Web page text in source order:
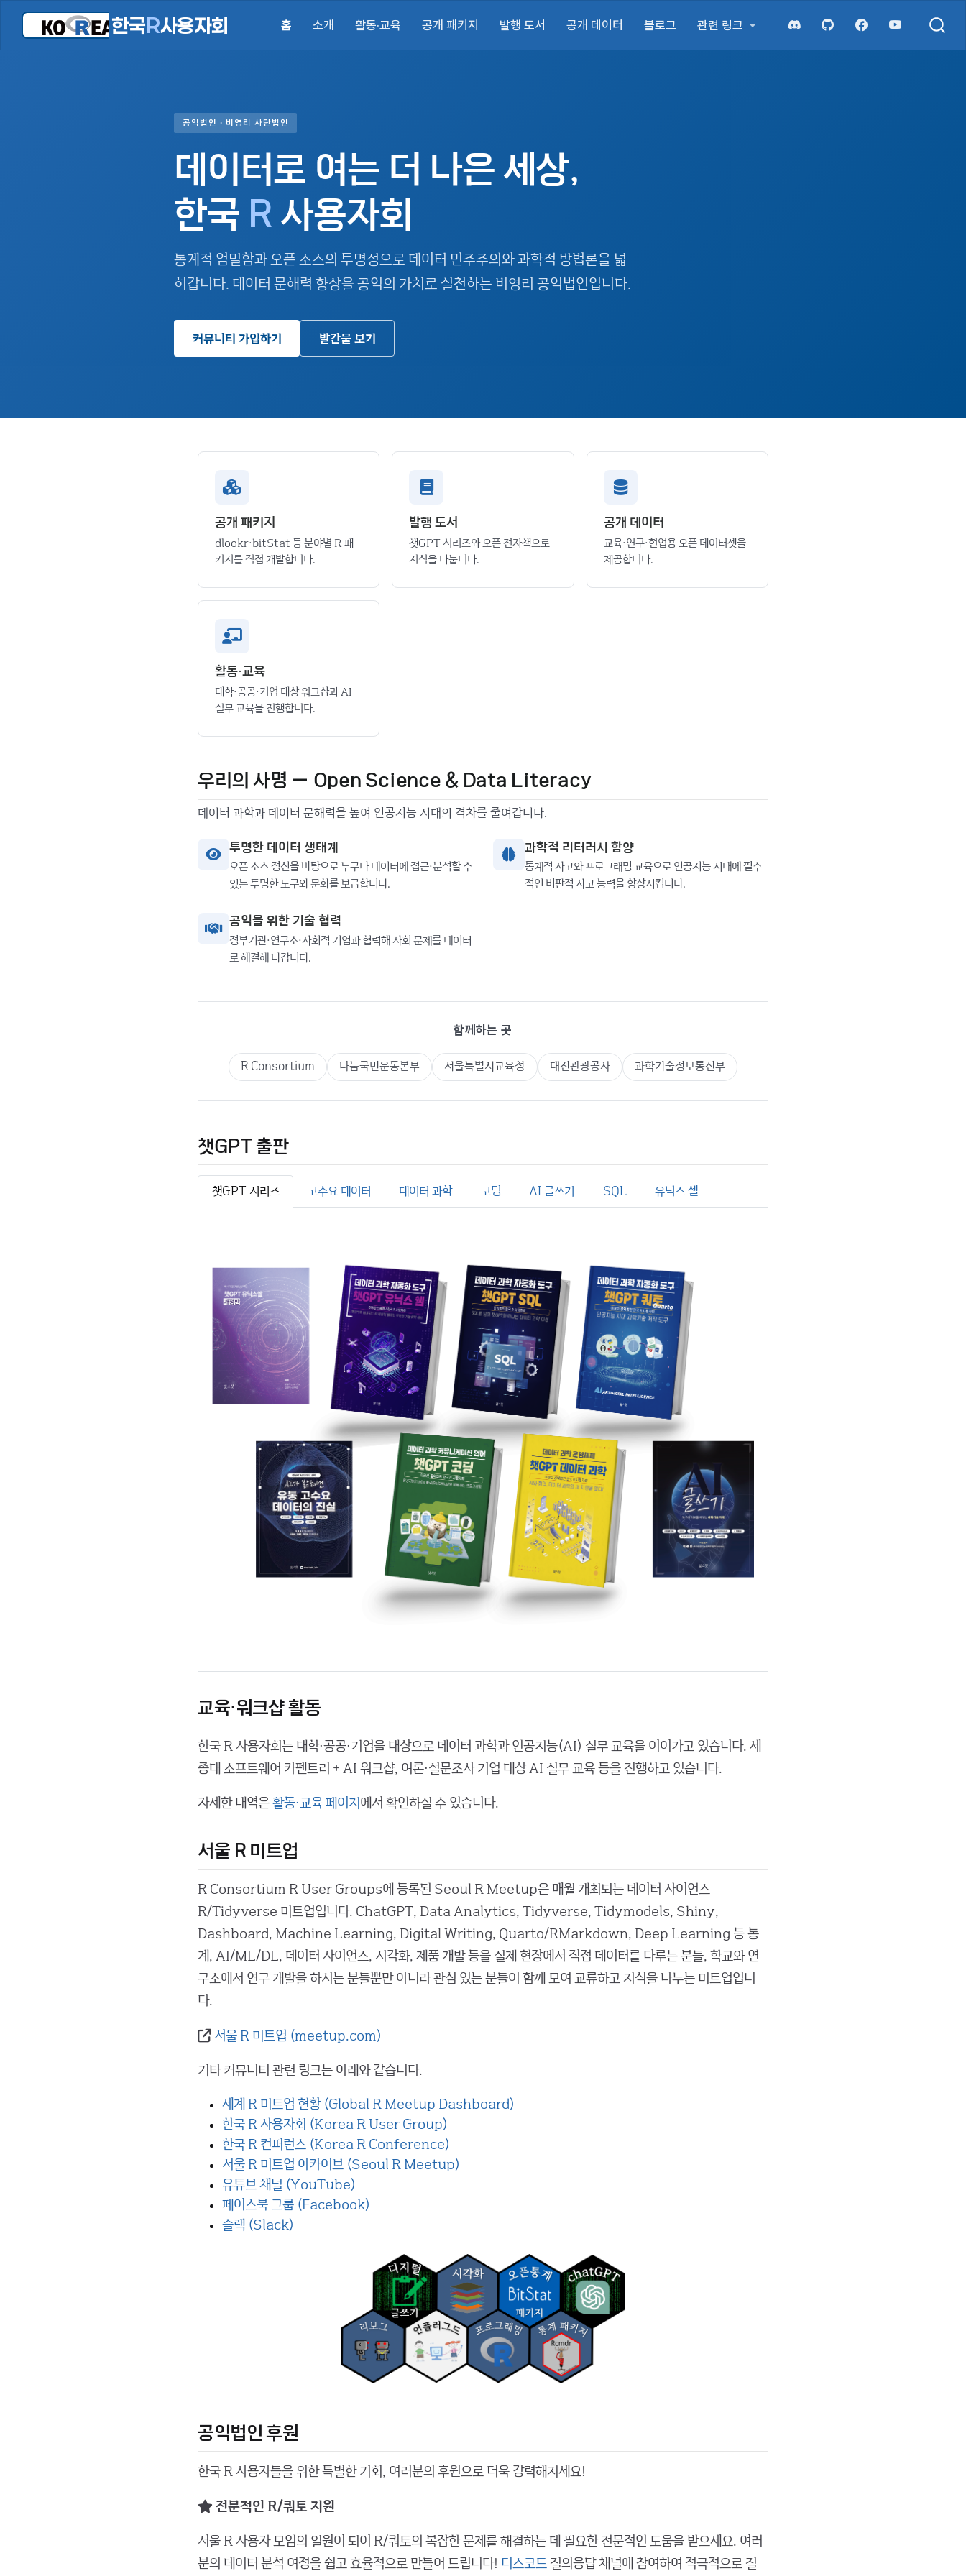
한국R사용자회 홈 소개 활동·교육 공개 패키지 발행 도서 공개 데이터 블로그 관련 링크
공익법인 · 비영리 사단법인
데이터로 여는 더 나은 세상,
한국 R 사용자회
통계적 엄밀함과 오픈 소스의 투명성으로 데이터 민주주의와 과학적 방법론을 넓
혀갑니다. 데이터 문해력 향상을 공익의 가치로 실천하는 비영리 공익법인입니다.
커뮤니티 가입하기 발간물 보기
공개 패키지
dlookr·bitStat 등 분야별 R 패
키지를 직접 개발합니다.
발행 도서
챗GPT 시리즈와 오픈 전자책으로
지식을 나눕니다.
공개 데이터
교육·연구·현업용 오픈 데이터셋을
제공합니다.
활동·교육
대학·공공·기업 대상 워크샵과 AI
실무 교육을 진행합니다.
우리의 사명 — Open Science & Data Literacy
데이터 과학과 데이터 문해력을 높여 인공지능 시대의 격차를 줄여갑니다.
투명한 데이터 생태계
오픈 소스 정신을 바탕으로 누구나 데이터에 접근·분석할 수
있는 투명한 도구와 문화를 보급합니다.
과학적 리터러시 함양
통계적 사고와 프로그래밍 교육으로 인공지능 시대에 필수
적인 비판적 사고 능력을 향상시킵니다.
공익을 위한 기술 협력
정부기관·연구소·사회적 기업과 협력해 사회 문제를 데이터
로 해결해 나갑니다.
함께하는 곳
R Consortium 나눔국민운동본부 서울특별시교육청 대전관광공사 과학기술정보통신부
챗GPT 출판
챗GPT 시리즈 고수요 데이터 데이터 과학 코딩 AI 글쓰기 SQL 유닉스 셸
교육·워크샵 활동
한국 R 사용자회는 대학·공공·기업을 대상으로 데이터 과학과 인공지능(AI) 실무 교육을 이어가고 있습니다. 세
종대 소프트웨어 카펜트리 + AI 워크샵, 여론·설문조사 기업 대상 AI 실무 교육 등을 진행하고 있습니다.
자세한 내역은활동·교육 페이지 에서 확인하실 수 있습니다.
서울 R 미트업
R Consortium R User Groups에 등록된 Seoul R Meetup은 매월 개최되는 데이터 사이언스
R/Tidyverse 미트업입니다. ChatGPT, Data Analytics, Tidyverse, Tidymodels, Shiny,
Dashboard, Machine Learning, Digital Writing, Quarto/RMarkdown, Deep Learning 등 통
계, AI/ML/DL, 데이터 사이언스, 시각화, 제품 개발 등을 실제 현장에서 직접 데이터를 다루는 분들, 학교와 연
구소에서 연구 개발을 하시는 분들뿐만 아니라 관심 있는 분들이 함께 모여 교류하고 지식을 나누는 미트업입니
다.
서울 R 미트업 (meetup.com)
기타 커뮤니티 관련 링크는 아래와 같습니다.
세계 R 미트업 현황 (Global R Meetup Dashboard)
한국 R 사용자회 (Korea R User Group)
한국 R 컨퍼런스 (Korea R Conference)
서울 R 미트업 아카이브 (Seoul R Meetup)
유튜브 채널 (YouTube)
페이스북 그룹 (Facebook)
슬랙 (Slack)
공익법인 후원
한국 R 사용자들을 위한 특별한 기회, 여러분의 후원으로 더욱 강력해지세요!
전문적인 R/쿼토 지원
서울 R 사용자 모임의 일원이 되어 R/쿼토의 복잡한 문제를 해결하는 데 필요한 전문적인 도움을 받으세요. 여러
분의 데이터 분석 여정을 쉽고 효율적으로 만들어 드립니다! 디스코드 질의응답 채널에 참여하여 적극적으로 질